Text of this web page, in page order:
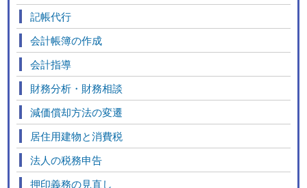
記帳代行
会計帳簿の作成
会計指導
財務分析・財務相談
減価償却方法の変遷
居住用建物と消費税
法人の税務申告
押印義務の見直し